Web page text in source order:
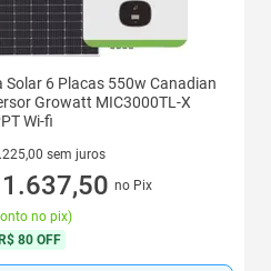
Solar 6 Placas 550w Canadian
Growatt MIC3000TL-X
Wi-fi
sem juros
1.225,00 sem jurosno Pix
no pix)
R$ 80 OFF